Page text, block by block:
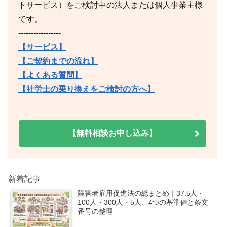
トサービス）をご検討中の法人または個人事業主様
です。
-----------------
【サービス】
【ご契約までの流れ】
【よくある質問】
【社労士の乗り換えをご検討の方へ】
【無料相談お申し込み】
新着記事
障害者雇用促進法の総まとめ｜37.5人・
100人・300人・5人、4つの基準値と条文
番号の整理